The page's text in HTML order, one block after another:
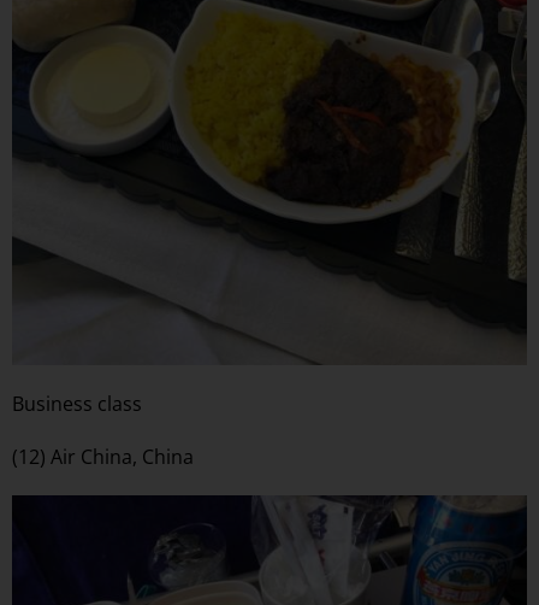
Business class
(12) Air China, China